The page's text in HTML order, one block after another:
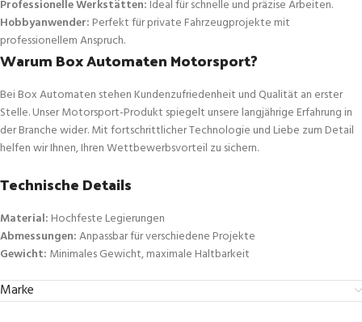
Professionelle Werkstätten: Ideal für schnelle und präzise Arbeiten.
Hobbyanwender: Perfekt für private Fahrzeugprojekte mit
professionellem Anspruch.
Warum Box Automaten Motorsport?
Bei Box Automaten stehen Kundenzufriedenheit und Qualität an erster
Stelle. Unser Motorsport-Produkt spiegelt unsere langjährige Erfahrung in
der Branche wider. Mit fortschrittlicher Technologie und Liebe zum Detail
helfen wir Ihnen, Ihren Wettbewerbsvorteil zu sichern.
Technische Details
Material: Hochfeste Legierungen
Abmessungen:Anpassbar für verschiedene Projekte
Gewicht: Minimales Gewicht, maximale Haltbarkeit
Marke